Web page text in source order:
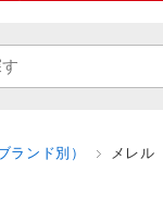
ランド別） メレル